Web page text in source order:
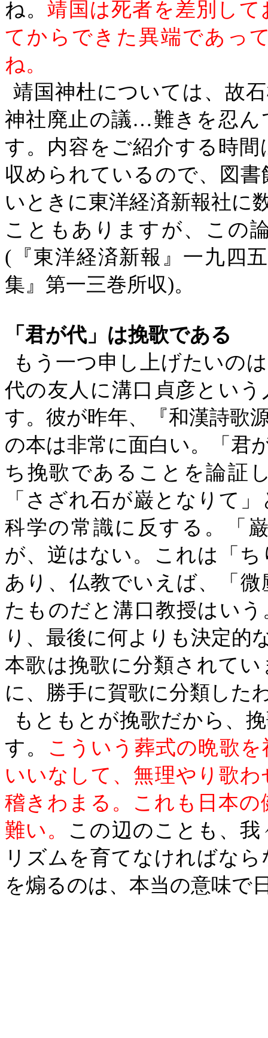
ね。靖国は死者を差別し
てからできた異端であっ
ね。
靖国神杜については、故
神社廃止の議…難きを忍ん
す。内容をご紹介する時
収められているので、図
いときに東洋経済新報社に
こともありますが、この
( 『東洋経済新報』一九四
集』第一三巻所収)。
「君が代」は挽歌である
もう一つ申し上げたいの
代の友人に溝口貞彦とい
す。彼が昨年、『和漢詩歌
の本は非常に面白い。「君
ち挽歌であることを論証
「さざれ石が巌となりて
科学の常識に反する。「
が、逆はない。これは「
あり、仏教でいえば、「
たものだと溝口教授はい
り、最後に何よりも決定的
本歌は挽歌に分類されて
に、勝手に賀歌に分類した
もともとが挽歌だから、
す。
こういう葬式の晩歌
いいなして、無理やり歌
稽きわまる。これも日本
難い。 この辺のことも、
リズムを育てなければな
を煽るのは、本当の意味で